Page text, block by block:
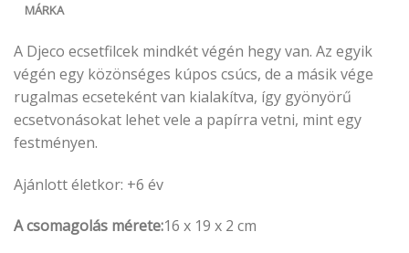
MÁRKA
A Djeco ecsetfilcek mindkét végén hegy van. Az egyik
végén egy közönséges kúpos csúcs, de a másik vége
rugalmas ecseteként van kialakítva, így gyönyörű
ecsetvonásokat lehet vele a papírra vetni, mint egy
festményen.
Ajánlott életkor: +6 év
A csomagolás mérete:16 x 19 x 2 cm